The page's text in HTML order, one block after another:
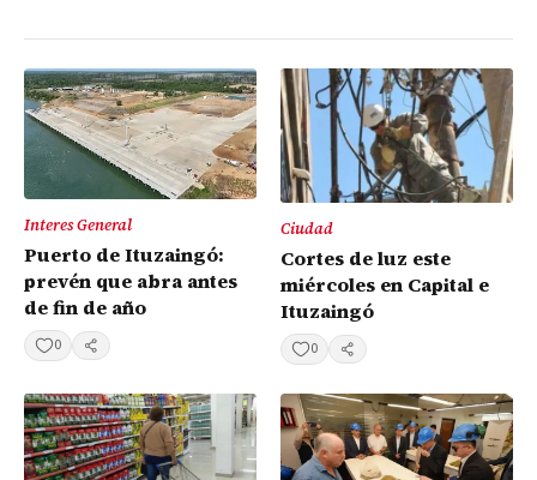
Interes General
Puerto de Ituzaingó:
prevén que abra antes
de fin de año
0 Compartir
Ciudad
Cortes de luz este
miércoles en Capital e
Ituzaingó
0 Compartir